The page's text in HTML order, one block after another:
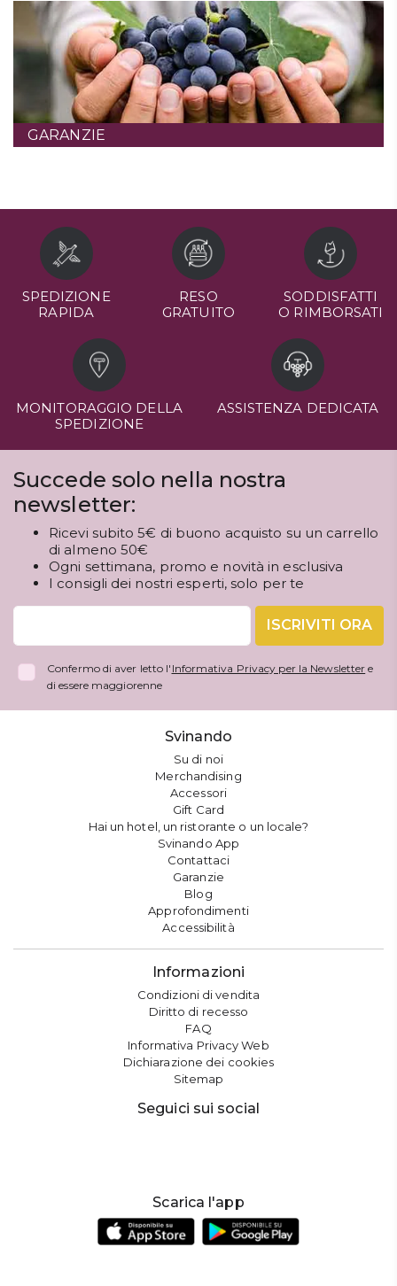
GARANZIE
SPEDIZIONE
RAPIDA
RESO
GRATUITO
SODDISFATTI
O RIMBORSATI
MONITORAGGIO DELLA
SPEDIZIONE
ASSISTENZA DEDICATA
Succede solo nella nostra
newsletter:
Ricevi subito 5€ di buono acquisto su un carrello
di almeno 50€
Ogni settimana, promo e novità in esclusiva
I consigli dei nostri esperti, solo per te
ISCRIVITI ORA
Confermo di aver letto l' Informativa Privacy per la Newsletter e
di essere maggiorenne
Svinando
Su di noi
Merchandising
Accessori
Gift Card
Hai un hotel, un ristorante o un locale?
Svinando App
Contattaci
Garanzie
Blog
Approfondimenti
Accessibilità
Informazioni
Condizioni di vendita
Diritto di recesso
FAQ
Informativa Privacy Web
Dichiarazione dei cookies
Sitemap
Seguici sui social
Scarica l'app